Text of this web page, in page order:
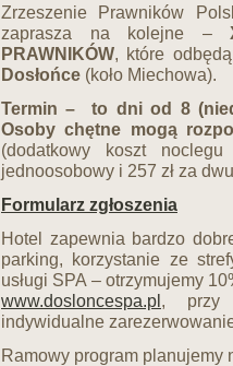
Zrzeszenie Prawników
zaprasza na kolejne –
PRAWNIKÓW, które
Dosłońce (koło Miechowa).
Termin – to dni od 8
Osoby chętne mogą
(dodatkowy koszt
jednoosobowy i 257 zł za
Formularz zgłoszenia
Hotel zapewnia bardzo
parking, korzystanie ze
usługi SPA – otrzymujemy
www.dosloncespa.pl, przy
indywidualne
Ramowy program planujemy